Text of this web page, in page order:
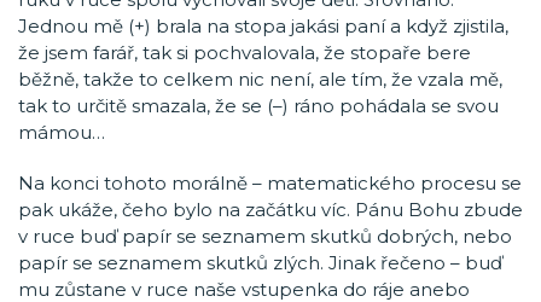
Jednou mě (+) brala na stopa jakási paní a když zjistila,
že jsem farář, tak si pochvalovala, že stopaře bere
běžně, takže to celkem nic není, ale tím, že vzala mě,
tak to určitě smazala, že se (–) ráno pohádala se svou
mámou…
Na konci tohoto morálně – matematického procesu se
pak ukáže, čeho bylo na začátku víc. Pánu Bohu zbude
v ruce buď papír se seznamem skutků dobrých, nebo
papír se seznamem skutků zlých. Jinak řečeno – buď
mu zůstane v ruce naše vstupenka do ráje anebo